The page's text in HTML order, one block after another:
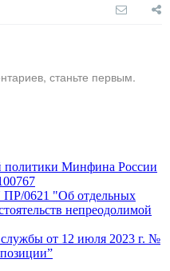
станьте первым.
политики Минфина России
0621 "Об отдельных
непреодолимой
от 12 июля 2023 г. №